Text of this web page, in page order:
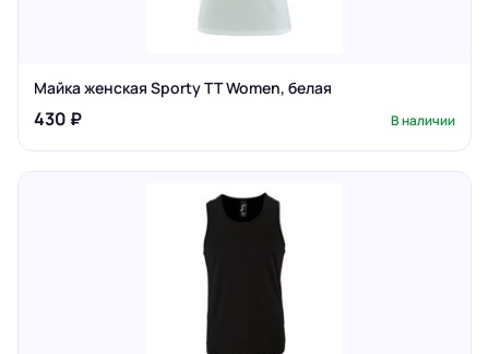
Майка женская Sporty TT Women, белая
430 ₽ В наличии